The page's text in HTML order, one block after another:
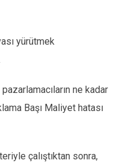
yürütmek
ne kadar
Başı Maliyet hatası
çalıştıktan sonra,